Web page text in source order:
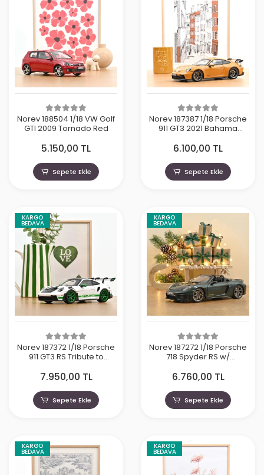
Norev 188504 1/18 VW Golf
GTI 2009 Tornado Red
5.150,00 TL
Sepete Ekle
Norev 187387 1/18 Porsche
911 GT3 2021 Bahama
6.100,00 TL
Sepete Ekle
KARGO
BEDAVA
Norev 187372 1/18 Porsche
911 GT3 RS Tribute to
White/Python Green
7.950,00 TL
Sepete Ekle
KARGO
BEDAVA
Norev 187272 1/18 Porsche
718 Spyder RS w/
Forest Green
6.760,00 TL
Sepete Ekle
KARGO
BEDAVA
KARGO
BEDAVA